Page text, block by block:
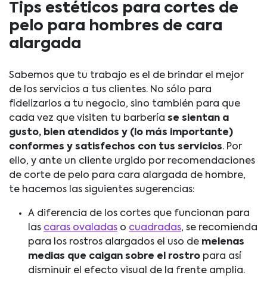
Tips estéticos para cortes de
pelo para hombres de cara
alargada
Sabemos que tu trabajo es el de brindar el mejor
de los servicios a tus clientes. No sólo para
fidelizarlos a tu negocio, sino también para que
cada vez que visiten tu barbería se sientan a
gusto, bien atendidos y (lo más importante)
conformes y satisfechos con tus servicios. Por
ello, y ante un cliente urgido por recomendaciones
de corte de pelo para cara alargada de hombre,
te hacemos las siguientes sugerencias:
A diferencia de los cortes que funcionan para
las caras ovaladas o cuadradas, se recomienda
para los rostros alargados el uso de melenas
medias que caigan sobre el rostro para así
disminuir el efecto visual de la frente amplia.